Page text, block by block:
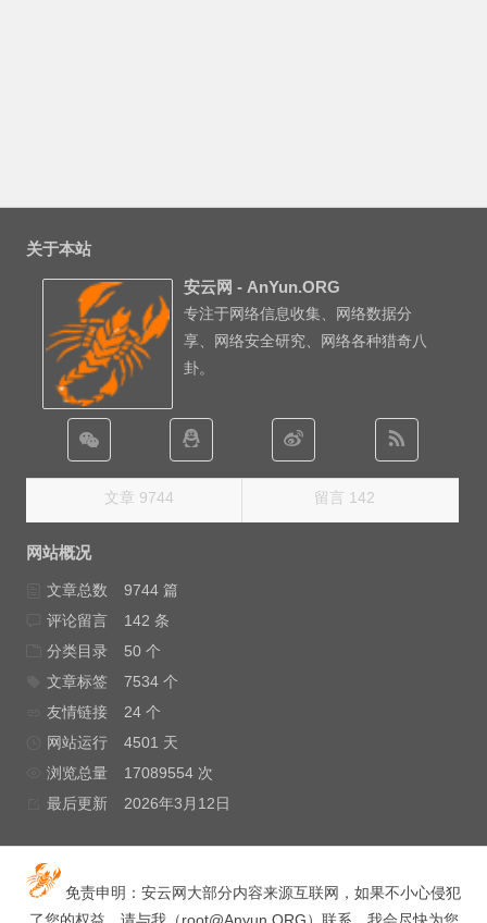
关于本站
安云网 - AnYun.ORG
专注于网络信息收集、网络数据分
享、网络安全研究、网络各种猎奇八
卦。
文章 9744 留言 142
网站概况
文章总数
9744 篇
评论留言
142 条
分类目录
50 个
文章标签
7534 个
友情链接
24 个
网站运行
4501 天
浏览总量
17089554 次
最后更新
2026年3月12日
免责申明：安云网大部分内容来源互联网，如果不小心侵犯